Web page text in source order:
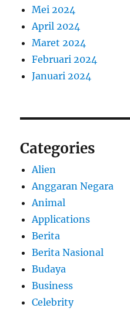
Mei 2024
April 2024
Maret 2024
Februari 2024
Januari 2024
Categories
Alien
Anggaran Negara
Animal
Applications
Berita
Berita Nasional
Budaya
Business
Celebrity